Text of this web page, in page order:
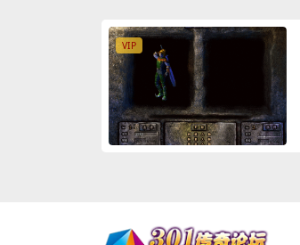
VIP